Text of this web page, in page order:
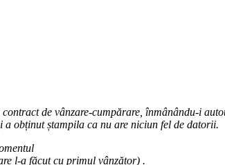
de vânzare-cumpărare, înmânându-i
obținut ștampila ca nu are niciun fel de datorii.
l-a făcut cu primul vânzător) .